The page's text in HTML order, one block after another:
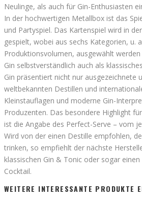
Neulinge, als auch für Gin-Enthusiasten
In der hochwertigen Metallbox ist das
und Partyspiel. Das Kartenspiel wird in
gespielt, wobei aus sechs Kategorien, u.
Produktionsvolumen, ausgewählt
Gin selbstverständlich auch als
Gin präsentiert nicht nur ausgezeichnete
weltbekannten Destillen und
Kleinstauflagen und moderne Gin-
Produzenten. Das besondere Highlight
ist die Angabe des Perfect-Serve – vom
Wird von der einen Destille empfohlen,
trinken, so empfiehlt der nächste
klassischen Gin & Tonic oder sogar
Cocktail.
WEITERE INTERESSANTE PRODUKTE